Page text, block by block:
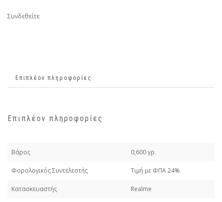
Συνδεθείτε
Επιπλέον πληροφορίες
Επιπλέον πληροφορίες
Βάρος 0,600 γρ.
Φορολογικός Συντελεστής Τιμή με ΦΠΑ 24%
Κατασκευαστής Realme